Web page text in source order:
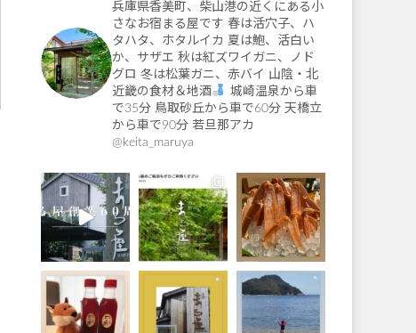
兵庫県香美町、柴山港の近くにある小
さなお宿まる屋です 春は活穴子、ハ
タハタ、ホタルイカ 夏は鮑、活白い
か、サザエ 秋は紅ズワイガニ、ノド
グロ 冬は松葉ガニ、赤バイ 山陰・北
近畿の食材＆地酒
城崎温泉から車
で35分 鳥取砂丘から車で60分 天橋立
から車で90分 若旦那アカ
@keita_maruya